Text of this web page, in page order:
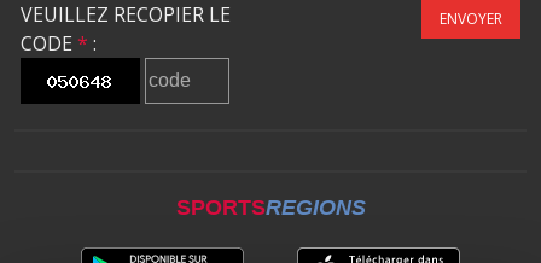
VEUILLEZ RECOPIER LE
CODE * :
ENVOYER
SPORTSREGIONS